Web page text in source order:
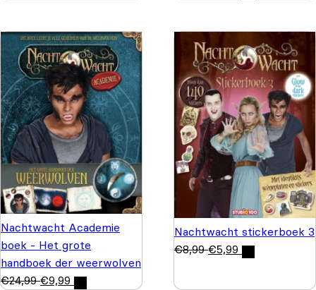
Nachtwacht Academie
boek - Het grote
handboek der weerwolven
€24,99 €9,99
Nachtwacht stickerboek 3
€8,99 €5,99